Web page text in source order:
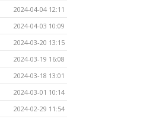
2024-04-04 12:11
2024-04-03 10:09
2024-03-20 13:15
2024-03-19 16:08
2024-03-18 13:01
2024-03-01 10:14
2024-02-29 11:54